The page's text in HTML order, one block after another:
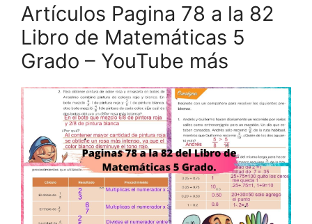
Artículos Pagina 78 a la 82
Libro de Matemáticas 5
Grado – YouTube más